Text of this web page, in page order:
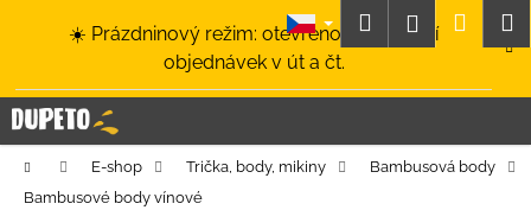
☀️ Prázdninový režim: otevřeno a odesílání
objednávek v út a čt.
HledatPřihlášení
Domů E-shop Trička, body, mikiny
Bambusová body
Bambusové body vínové
í
k C
o
p